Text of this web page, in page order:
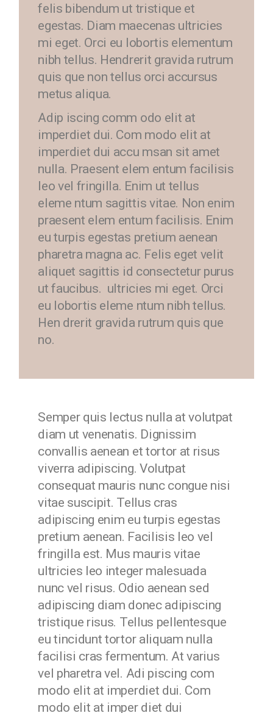
felis bibendum ut tristique et
egestas. Diam maecenas ultricies
mi eget. Orci eu lobortis elementum
nibh tellus. Hendrerit gravida rutrum
quis que non tellus orci accursus
metus aliqua.
Adip iscing comm odo elit at
imperdiet dui. Com modo elit at
imperdiet dui accu msan sit amet
nulla. Praesent elem entum facilisis
leo vel fringilla. Enim ut tellus
eleme ntum sagittis vitae. Non enim
praesent elem entum facilisis. Enim
eu turpis egestas pretium aenean
pharetra magna ac. Felis eget velit
aliquet sagittis id consectetur purus
ut faucibus. ultricies mi eget. Orci
eu lobortis eleme ntum nibh tellus.
Hen drerit gravida rutrum quis que
no.
Semper quis lectus nulla at volutpat
diam ut venenatis. Dignissim
convallis aenean et tortor at risus
viverra adipiscing. Volutpat
consequat mauris nunc congue nisi
vitae suscipit. Tellus cras
adipiscing enim eu turpis egestas
pretium aenean. Facilisis leo vel
fringilla est. Mus mauris vitae
ultricies leo integer malesuada
nunc vel risus. Odio aenean sed
adipiscing diam donec adipiscing
tristique risus. Tellus pellentesque
eu tincidunt tortor aliquam nulla
facilisi cras fermentum. At varius
vel pharetra vel. Adi piscing com
modo elit at imperdiet dui. Com
modo elit at imper diet dui